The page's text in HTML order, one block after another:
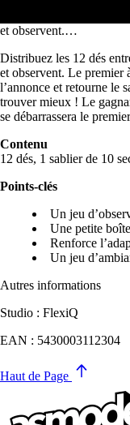
Distribuez les 12 dés
et observent.…
Distribuez les 12 dés
et observent. Le premier
l’annonce et retourne le
trouver mieux ! Le
se débarrassera le
Contenu
12 dés, 1 sablier de 10
Points-clés
Un jeu
Une petite
Renforce
Un jeu
Autres informations
Studio : FlexiQ
EAN : 5430003112304
Haut de Page